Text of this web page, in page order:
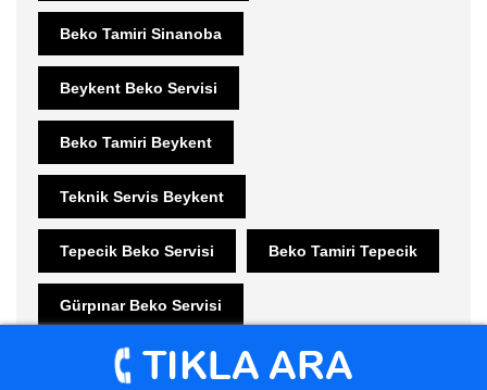
Beko Tamiri Sinanoba
Beykent Beko Servisi
Beko Tamiri Beykent
Teknik Servis Beykent
Tepecik Beko Servisi Beko Tamiri Tepecik
Gürpınar Beko Servisi
Beko Tamiri Gürpınar